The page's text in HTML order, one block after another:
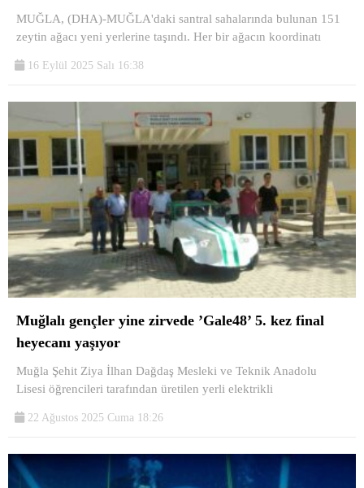
MUĞLA, (DHA)-MUĞLA'daki santral sahalarında bulunan 151
zeytin ağacı yeni yerlerine taşındı. Her bir ağacın koordinatı
16 Eylül 2025 Salı 16:38
Muğlalı gençler yine zirvede ’Gale48’ 5. kez final
heyecanı yaşıyor
Muğla Şehit Ziya İlhan Dağdaş Mesleki ve Teknik Anadolu
Lisesi öğrencileri tarafından üretilen yerli elektrikli
22 Ağustos 2025 Cuma 18:26